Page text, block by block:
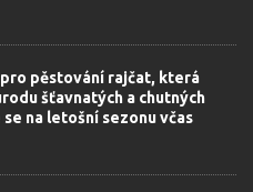
pěstování rajčat, která
šťavnatých a chutných
na letošní sezonu včas